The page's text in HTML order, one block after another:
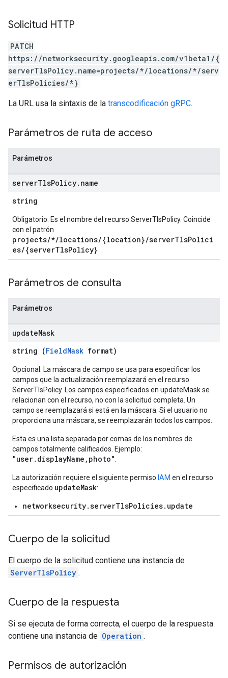
Solicitud HTTP
PATCH
https://networksecurity.googleapis.com/v1beta1/{
serverTlsPolicy.name=projects/*/locations/*/serv
erTlsPolicies/*}
La URL usa la sintaxis de la transcodificación gRPC.
Parámetros de ruta de acceso
Parámetros
serverTlsPolicy. name
string
Obligatorio. Es el nombre del recurso ServerTlsPolicy. Coincide
con el patrón
projects/*/locations/{location}/serverTlsPolici
es/{serverTlsPolicy}
Parámetros de consulta
Parámetros
updateMask
string (FieldMask format)
Opcional. La máscara de campo se usa para especificar los
campos que la actualización reemplazará en el recurso
ServerTlsPolicy. Los campos especificados en updateMask se
relacionan con el recurso, no con la solicitud completa. Un
campo se reemplazará si está en la máscara. Si el usuario no
proporciona una máscara, se reemplazarán todos los campos.
Esta es una lista separada por comas de los nombres de
campos totalmente calificados. Ejemplo:
"user.displayName,photo"
La autorización requiere el siguiente permiso IAM en el recurso
especificado updateMask:
networksecurity.serverTlsPolicies.update
Cuerpo de la solicitud
El cuerpo de la solicitud contiene una instancia de
ServerTlsPolicy .
Cuerpo de la respuesta
Si se ejecuta de forma correcta, el cuerpo de la respuesta
contiene una instancia de Operation .
Permisos de autorización